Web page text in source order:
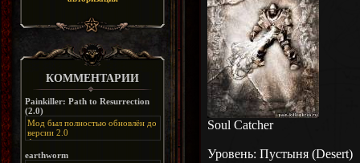
КОММЕНТАРИИ
Painkiller: Path to Resurrection
(2.0)
Мод был полностью обновлён до
версии 2.0
Альтернативная
ссылка:
earthworm
Soul Catcher
Уровень: Пустыня (Desert)